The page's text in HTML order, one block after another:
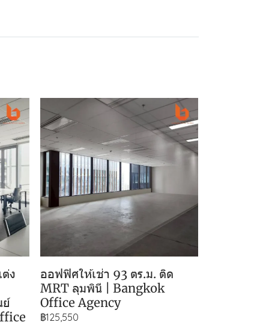
ง
ย์
ออฟฟิศให้เช่า 93 ตร.ม. ติด
MRT ลุมพินี | Bangkok
Office Agency
฿125,550